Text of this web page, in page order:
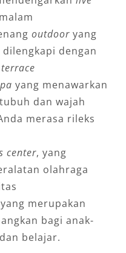
outdooryang
dengan
yang menawarkan
dan wajah
merasa rileks
center, yang
olahraga
merupakan
bagi anak-
belajar.